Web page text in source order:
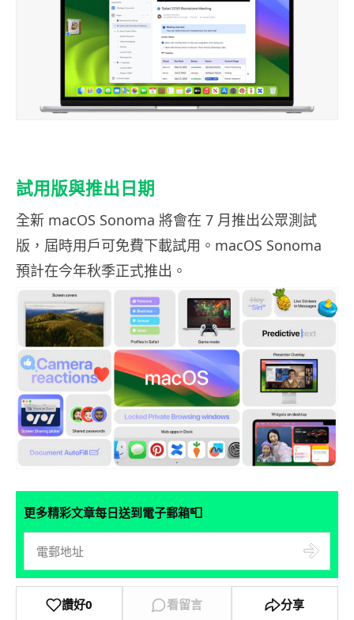
試用版與推出日期
全新 macOS Sonoma 將會在 7 月推出公眾測試
版，屆時用戶可免費下載試用。macOS Sonoma
預計在今年秋季正式推出。
更多精彩文章每日送到電子郵箱📮
讚好0 看留言 分享